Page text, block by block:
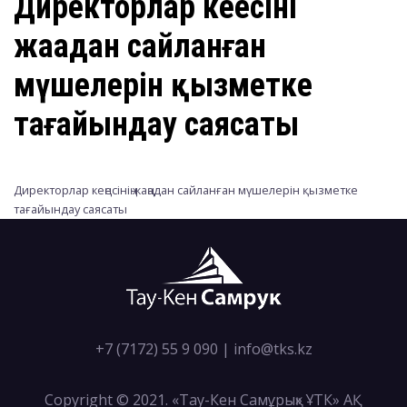
жаңадан сайланған
мүшелерін қызметке
тағайындау саясаты
Директорлар кеңесінің жаңадан сайланған мүшелерін қызметке
тағайындау саясаты
+7 (7172) 55 9 090 | info@tks.kz
Copyright © 2021. «Тау-Кен Самұрық» ҰТК» АҚ